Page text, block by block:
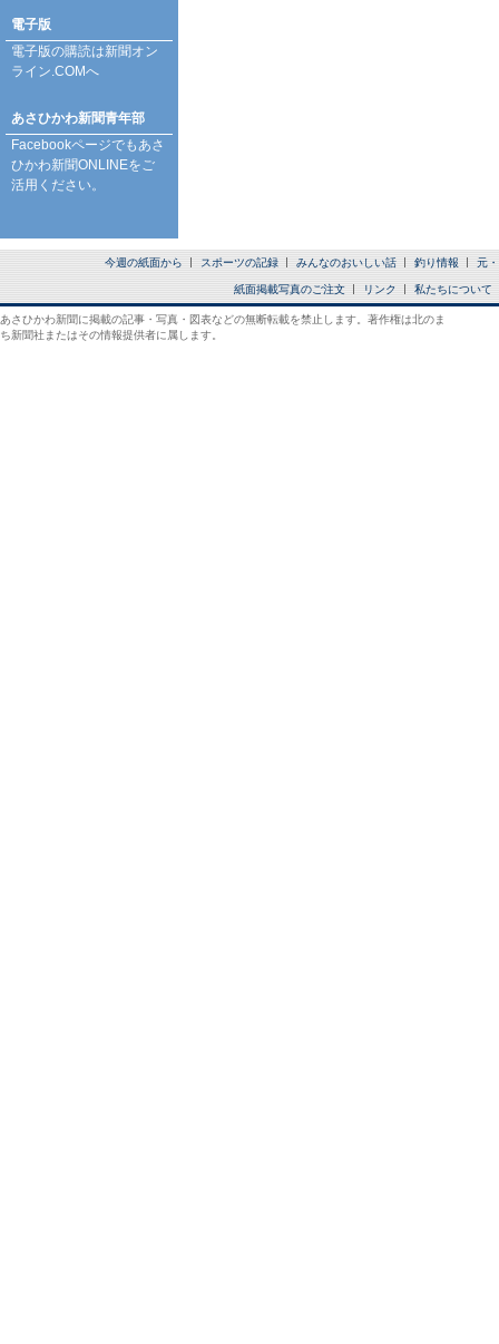
電子版
電子版の購読は新聞オン
ライン.COMへ
あさひかわ新聞青年部
Facebookページでもあさ
ひかわ新聞ONLINEをご
活用ください。
今週の紙面から スポーツの記録 みんなのおいしい話 釣り情報 元
紙面掲載写真のご注文 リンク 私たちについて
あさひかわ新聞に掲載の記事・写真・図表などの無断転載を禁止します。著作権は北のま
ち新聞社またはその情報提供者に属します。